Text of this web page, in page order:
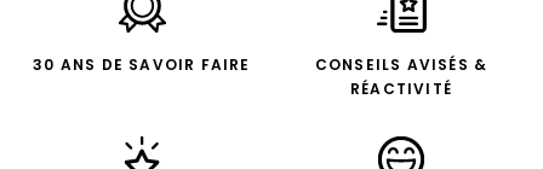
30 ANS DE SAVOIR FAIRE
CONSEILS AVISÉS &
RÉACTIVITÉ